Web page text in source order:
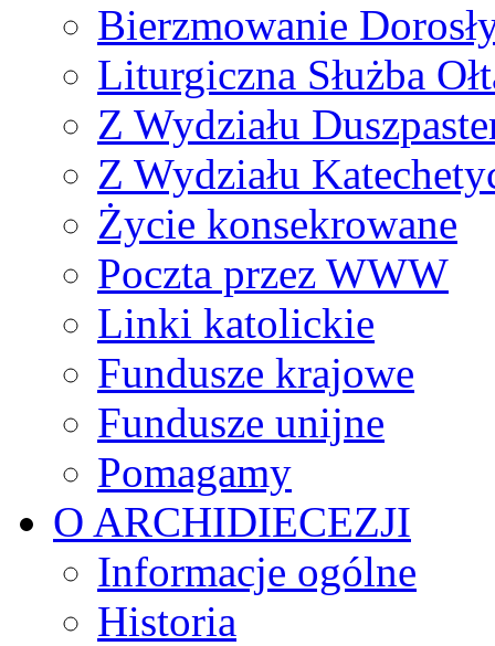
Bierzmowanie
Liturgiczna Służba
Z Wydziału
Z Wydziału
Życie konsekrowane
Poczta przez WWW
Linki katolickie
Fundusze krajowe
Fundusze unijne
Pomagamy
O ARCHIDIECEZJI
Informacje ogólne
Historia